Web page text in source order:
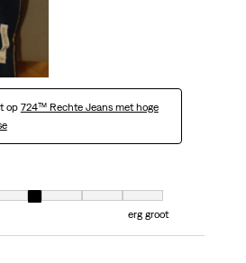
op 724™ Rechte Jeans met hoge
gelijk is aan Heel klein en 7 gelijk is aan erg groot
erg groot